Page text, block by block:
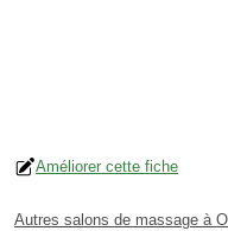
Améliorer cette fiche
Autres salons de massage à